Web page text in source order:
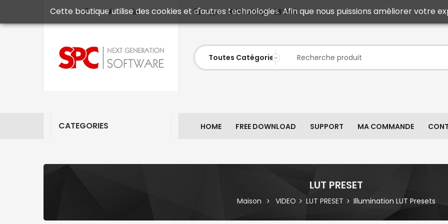
Skype WhatsApp Mail
CATEGORIES HOME FREE DOWNLOAD SUPPORT MA COMMANDE
LUT PRESET
Maison VIDEO LUT PRESET Illumination LUT Presets
Cette boutique utilise des cookies et d'autres technologies. Afin que nous puissions améliorer votre